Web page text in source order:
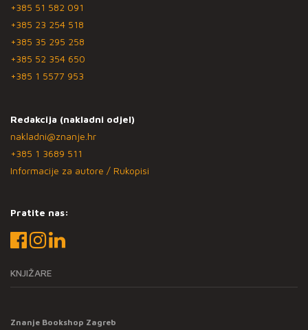
+385 51 582 091
+385 23 254 518
+385 35 295 258
+385 52 354 650
+385 1 5577 953
Redakcija (nakladni odjel)
nakladni@znanje.hr
+385 1 3689 511
Informacije za autore / Rukopisi
Pratite nas:
KNJIŽARE
Znanje Bookshop Zagreb